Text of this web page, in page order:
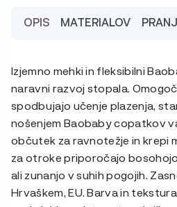
OPIS MATERIALOV
Izjemno mehki in fleksibilni
naravni razvoj stopala.
spodbujajo učenje plazenja,
nošenjem Baobaby copatkov
občutek za ravnotežje in krepi
za otroke priporočajo
ali zunanjo v suhih pogojih.
Hrvaškem, EU. Barva in